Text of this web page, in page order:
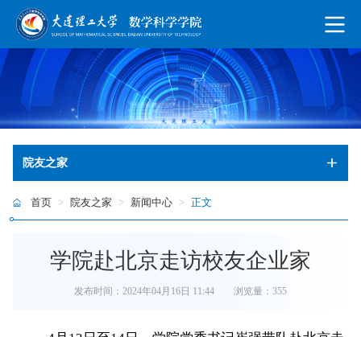
院友之家
首页 > 院友之家 > 新闻中心 > 正文
学院赴北京走访校友企业家
发布时间：2024年04月16日 11:44 浏览量： 355